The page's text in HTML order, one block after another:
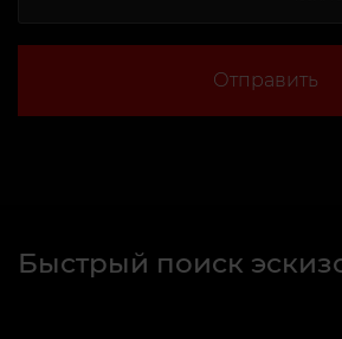
Отправить
Быстрый поиск